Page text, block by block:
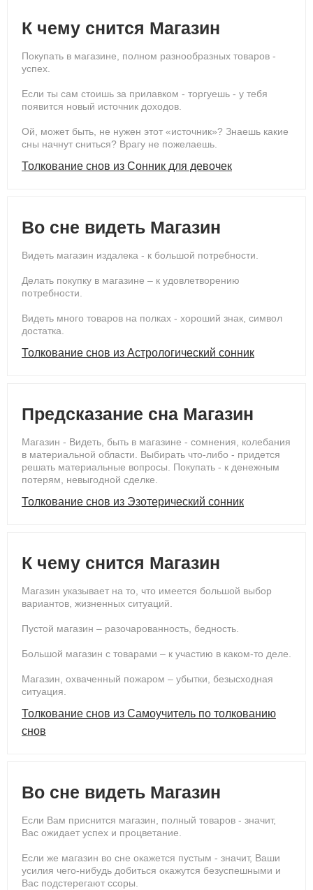
К чему снится Магазин
Покупать в магазине, полном разнообразных товаров -
успех.
Если ты сам стоишь за прилавком - торгуешь - у тебя
появится новый источник доходов.
Ой, может быть, не нужен этот «источник»? Знаешь какие
сны начнут сниться? Врагу не пожелаешь.
Толкование снов из Сонник для девочек
Во сне видеть Магазин
Видеть магазин издалека - к большой потребности.
Делать покупку в магазине – к удовлетворению
потребности.
Видеть много товаров на полках - хороший знак, символ
достатка.
Толкование снов из Астрологический сонник
Предсказание сна Магазин
Магазин - Видеть, быть в магазине - сомнения, колебания
в материальной области. Выбирать что-либо - придется
решать материальные вопросы. Покупать - к денежным
потерям, невыгодной сделке.
Толкование снов из Эзотерический сонник
К чему снится Магазин
Магазин указывает на то, что имеется большой выбор
вариантов, жизненных ситуаций.
Пустой магазин – разочарованность, бедность.
Большой магазин с товарами – к участию в каком-то деле.
Магазин, охваченный пожаром – убытки, безысходная
ситуация.
Толкование снов из Самоучитель по толкованию
снов
Во сне видеть Магазин
Если Вам приснится магазин, полный товаров - значит,
Вас ожидает успех и процветание.
Если же магазин во сне окажется пустым - значит, Ваши
усилия чего-нибудь добиться окажутся безуспешными и
Вас подстерегают ссоры.